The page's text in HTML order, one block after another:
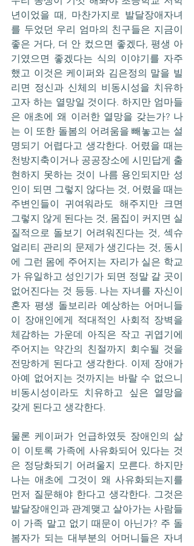
년이었을 때, 마찬가지로 발달장애자녀
를 두었던 우리 엄마의 친구들은 지금이
좋은 거다, 더 안 컸으면 좋겠다, 평생 아
기였으면 좋겠다는 식의 이야기를 자주
했고 이것은 케이퍼와 김은정의 말을 빌
리면 정신과 신체의 비동시성을 치유하
고자 하는 열망일 것이다. 하지만 엄마들
은 애초에 왜 이러한 열망을 갖는가? 나
는 이 또한 돌봄의 어려움을 빼놓고는 설
명되기 어렵다고 생각한다. 어렸을 때는
천방지축이거나 공공장소에 시민답게 출
현하지 못하는 것이 나름 용인되지만 성
인이 되면 그렇지 않다는 것, 어렸을 때는
주변인들이 귀여워라도 해주지만 크면
그렇지 않게 된다는 것, 몸집이 커지면 실
질적으로 돌보기 어려워진다는 것, 섹슈
얼리티 관리의 문제가 생긴다는 것, 동시
에 그런 몸에 주어지는 자리가 실은 학교
가 유일하고 성인기가 되면 정말 갈 곳이
없어진다는 것 등등. 나는 자녀를 자신이
혼자 평생 돌보리라 예상하는 어머니들
이 장애인에게 적대적인 사회적 장벽을
체감하는 가운데 아직은 작고 귀엽기에
주어지는 약간의 친절까지 회수될 것을
전망하게 된다고 생각한다. 이제 장애가
아예 없어지는 것까지는 바랄 수 없으니
비동시성이라도 치유하고 싶은 열망을
갖게 된다고 생각한다.
물론 케이퍼가 언급하였듯 장애인의 삶
이 이토록 가족에 사유화되어 있다는 것
은 정당화되기 어려울지 모른다. 하지만
나는 애초에 그것이 왜 사유화되는지를
먼저 질문해야 한다고 생각한다. 그것은
발달장애인과 관계맺고 살아가는 사람들
이 가족 말고 없기 때문이 아닌가? 주 돌
봄자가 되는 대부분의 어머니들은 자녀